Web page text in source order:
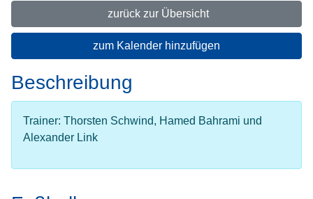
zurück zur Übersicht
zum Kalender hinzufügen
Beschreibung
Trainer: Thorsten Schwind, Hamed Bahrami und
Alexander Link